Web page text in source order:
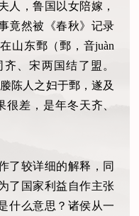
人，鲁国以女陪嫁，
竟然被《春秋》记录
山东鄄（鄄，音juàn
、宋两国结了盟。
陈人之妇于鄄，遂及
差，是年冬天齐、
了较详细的解释，同
了国家利益自作主张
什么意思？诸侯从一